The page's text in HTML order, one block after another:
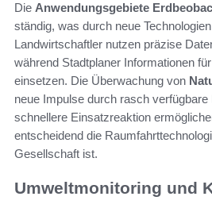
Die Anwendungsgebiete
ständig, was durch neue
Landwirtschaftler nutzen präzise
während Stadtplaner Informationen
einsetzen. Die Überwachung von
neue Impulse durch rasch verfügbare
schnellere Einsatzreaktion
entscheidend die
Gesellschaft ist.
Umweltmonitoring und